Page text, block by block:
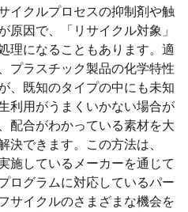
イクルプロセスの抑制剤や触
原因で、「リサイクル対象」
理になることもあります。適
プラスチック製品の化学特性
、既知のタイプの中にも未知
利用がうまくいかない場合が
配合がわかっている素材を大
決できます。この方法は、
施しているメーカーを通じて
ログラムに対応しているパー
サイクルのさまざまな機会を